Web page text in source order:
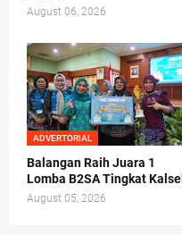
August 06, 2026
ADVERTORIAL
Balangan Raih Juara 1
Lomba B2SA Tingkat Kalsel
August 05, 2026